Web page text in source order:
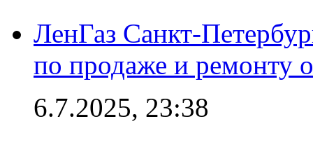
ЛенГаз Санкт-
по продаже и ремонту
6.7.2025, 23:38